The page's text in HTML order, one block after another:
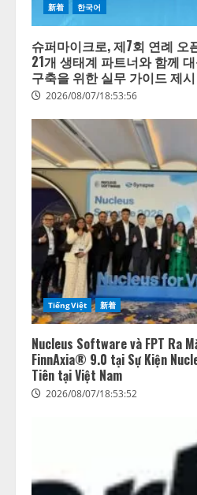
新着 한국어
슈퍼마이크로, 제7회 연례
21개 생태계 파트너와 함께
구축을 위한 실무 가이드 제시
2026/08/07/18:53:56
TiếngViệt 新着
Nucleus Software và FPT Ra
FinnAxia® 9.0 tại Sự Kiện
Tiên tại Việt Nam
2026/08/07/18:53:52